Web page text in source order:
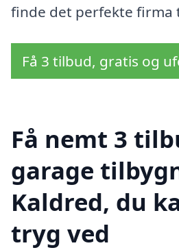
finde det perfekte firma
Få 3 tilbud, gratis og
Få nemt 3
garage
Kaldred, du
tryg ved